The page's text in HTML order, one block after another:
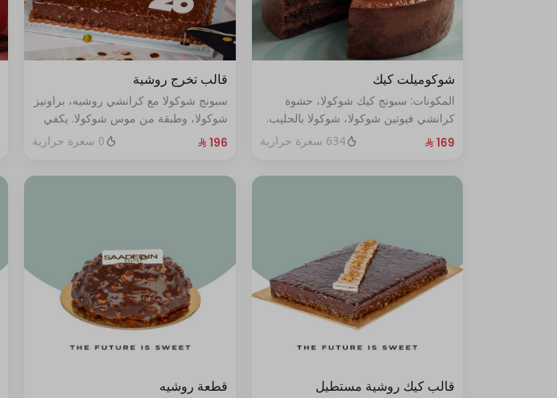
شوكوميلت كيك
المكونات: سبونج كيك شوكولا، حشوة
كرانشي فيوتين شوكولا، شوكولا بالحليب.
(تكفي من ٨ إلى ١٠ شخصًا)
634 سعرة حرارية
قالب تخرج روشية
سبونج شوكولا مع كرانشي روشيه، براونيز
شوكولا، وطبقة من موس شوكولا. يكفي
من ١٠ إلى ١٢ شخصًا
0 سعرة حرارية
قالب كيك روشية مستطيل قطعة روشيه